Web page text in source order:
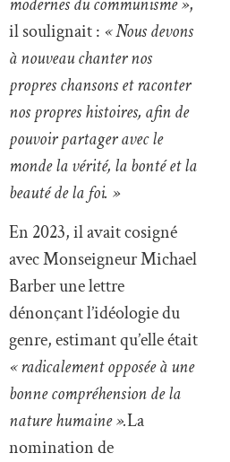
il soulignait : « Nous devons
à nouveau chanter nos
propres chansons et raconter
nos propres histoires, afin de
pouvoir partager avec le
monde la vérité, la bonté et la
beauté de la foi. »
En 2023, il avait cosigné
avec Monseigneur Michael
Barber une lettre
dénonçant l’idéologie du
genre, estimant qu’elle était
« radicalement opposée à une
bonne compréhension de la
nature humaine ».La
nomination de